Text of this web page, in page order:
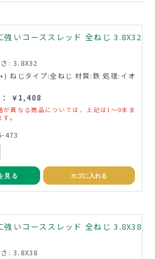
いコーススレッド 全ねじ 3.8X32
: 3.8X32
ねじタイプ:全ねじ 材質:鉄 処理:イオ
： ￥1,408
異なる商品については、上記は1～9本ま
。
473
見る カゴに入れる
いコーススレッド 全ねじ 3.8X38
: 3.8X38